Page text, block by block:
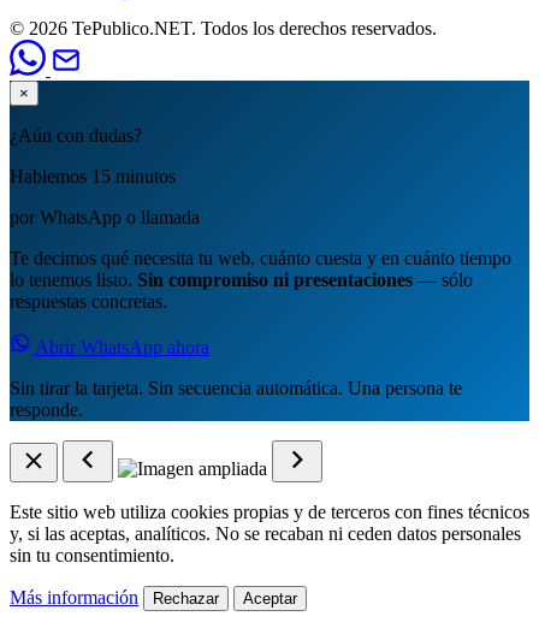
© 2026 TePublico.NET. Todos los derechos reservados.
×
¿Aún con dudas?
Hablemos 15 minutos
por WhatsApp o llamada
Te decimos qué necesita tu web, cuánto cuesta y en cuánto tiempo
lo tenemos listo. Sin compromiso ni presentaciones — sólo
respuestas concretas.
Abrir WhatsApp ahora
Sin tirar la tarjeta. Sin secuencia automática. Una persona te
responde.
Este sitio web utiliza cookies propias y de terceros con fines técnicos
y, si las aceptas, analíticos. No se recaban ni ceden datos personales
sin tu consentimiento.
Más información Rechazar Aceptar